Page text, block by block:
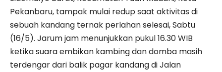
Pekanbaru, tampak mulai redup saat aktivitas di
sebuah kandang ternak perlahan selesai, Sabtu
(16/5). Jarum jam menunjukkan pukul 16.30 WIB
ketika suara embikan kambing dan domba masih
terdengar dari balik pagar kandang di Jalan